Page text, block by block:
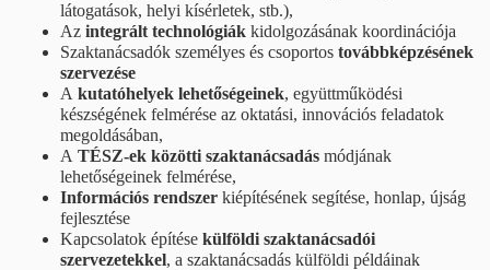
látogatások, helyi kísérletek, stb.),
Az integrált technológiák kidolgozásának koordinációja
Szaktanácsadók személyes és csoportos továbbképzésének
szervezése
A kutatóhelyek lehetőségeinek, együttműködési
készségének felmérése az oktatási, innovációs feladatok
megoldásában,
A TÉSZ-ek közötti szaktanácsadás módjának
lehetőségeinek felmérése,
Információs rendszer kiépítésének segítése, honlap, újság
fejlesztése
Kapcsolatok építése külföldi szaktanácsadói
szervezetekkel, a szaktanácsadás külföldi példáinak